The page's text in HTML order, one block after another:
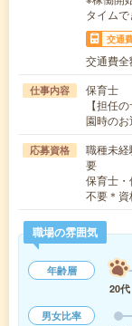
タイム
交通
交通費
仕事内容
保育士
【担任
園時の
応募資格
職種未経
要
保育士
不要＊
職場の雰囲気
年齢層
20代
男女比率